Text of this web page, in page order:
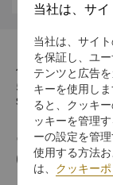
住所
518001 1002
Station, Shenzhen
電話番号
(86 755) 8233 0888
当社は、サ
当社は、サイ
を保証し、ユ
テンツと広告
キーを使用し
ると、クッキ
ッキーを管理
ーの設定を管
使用する方法
は、 クッキー